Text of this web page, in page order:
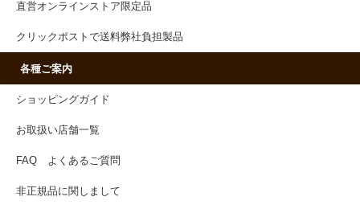
直営オンラインストア限定品
クリックポストで送料弊社負担製品
各種ご案内
ショッピングガイド
お取扱い店舗一覧
FAQ よくあるご質問
非正規品に関しまして